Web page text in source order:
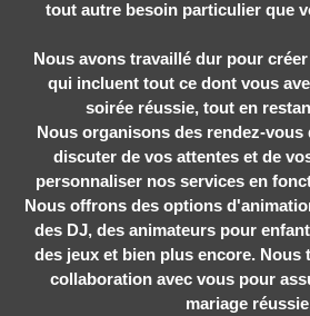
tout autre besoin particulier que
Nous avons travaillé dur pour
qui incluent tout ce dont vous
soirée réussie, tout en
Nous organisons des rendez-
discuter de vos attentes et de
personnaliser nos services en
Nous offrons des options
des DJ, des animateurs pour
des jeux et bien plus encore. Nous
collaboration avec vous pour
mariage